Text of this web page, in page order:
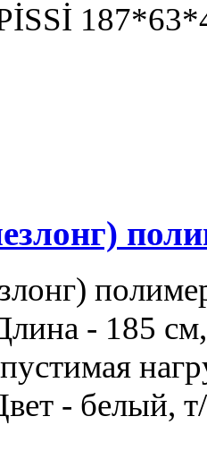
- 185
- белый,